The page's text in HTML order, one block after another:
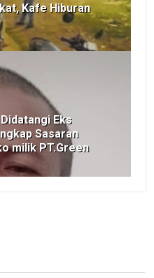
Kafe Hiburan
Eks
Sasaran
milik PT.Green